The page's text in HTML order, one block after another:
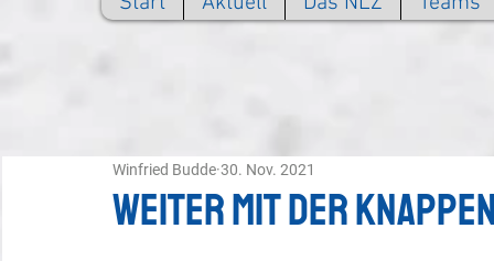
Weiter mit der
Winfried Budde 30. Nov. 2021